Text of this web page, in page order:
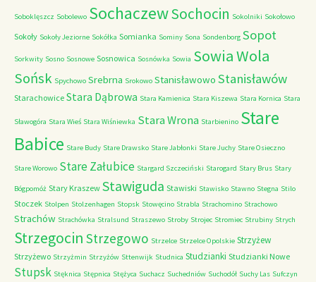
Soboklęszcz Sobolewo SochaczewSochocin Sokolniki Sokołowo
Sokoły Sokoły Jeziorne Sokółka Somianka Sominy Sona Sondenborg Sopot
Sorkwity Sosno Sosnowe Sosnowica Sosnówka Sowia Sowia Wola
Sońsk Spychowo Srebrna Srokowo Stanisławowo Stanisławów
Starachowice Stara Dąbrowa Stara Kamienica Stara Kiszewa Stara Kornica Stara
Sławogóra Stara Wieś Stara Wiśniewka Stara Wrona Starbienino Stare
Babice Stare Budy Stare Drawsko Stare Jabłonki Stare Juchy Stare Osieczno
Stare Worowo Stare Załubice Stargard Szczeciński Starogard Stary Brus Stary
Bógpomóż Stary Kraszew Stawiguda Stawiski Stawisko Stawno Stegna Stilo
Stoczek Stolpen Stolzenhagen Stopsk Stowęcino Strabla Strachomino Strachowo
Strachów Strachówka Stralsund Straszewo Stroby Strojec Stromiec Strubiny Strych
Strzegocin Strzegowo Strzelce Strzelce Opolskie Strzyżew
Strzyżewo Strzyżmin Strzyżów Sttenwijk Studnica Studzianki Studzianki Nowe
Stupsk Stęknica Stępnica Stężyca Suchacz Suchedniów Suchodół Suchy Las Sufczyn